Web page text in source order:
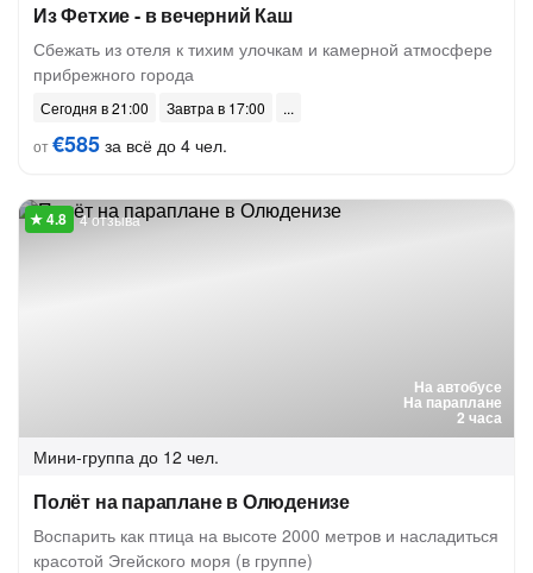
Из Фетхие - в вечерний Каш
Сбежать из отеля к тихим улочкам и камерной атмосфере
прибрежного города
Сегодня в 21:00
Завтра в 17:00
от€585 за всё до 4 чел.
На автобусе
На параплане
2 часа
4 отзыва
Мини-группа до 12 чел.
Полёт на параплане в Олюденизе
Воспарить как птица на высоте 2000 метров и насладиться
красотой Эгейского моря (в группе)